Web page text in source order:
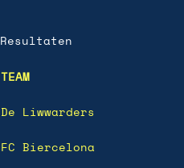
Resultaten
TEAM
De Liwwarders
FC Biercelona